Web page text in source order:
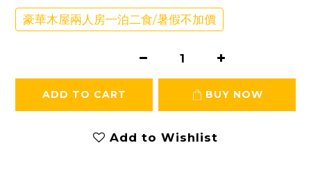
豪華木屋兩人房一泊二食/暑假不加價
ADD TO CART BUY NOW
Add to Wishlist